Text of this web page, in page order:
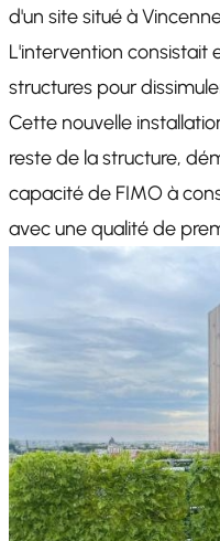
d'un site situé à
L'intervention consistait
structures pour
Cette nouvelle
reste de la structure,
capacité de FIMO à
avec une qualité de